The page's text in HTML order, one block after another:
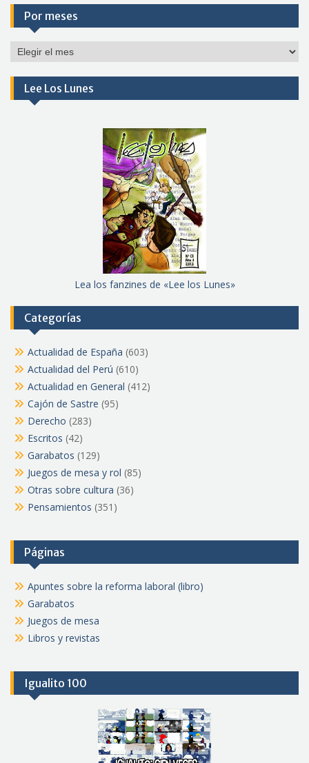
Por meses
Por
Lee Los Lunes
Lea los fanzines de «Lee los Lunes»
Categorías
Actualidad de España (603)
Actualidad del Perú (610)
Actualidad en General (412)
Cajón de Sastre (95)
Derecho (283)
Escritos (42)
Garabatos (129)
Juegos de mesa y rol (85)
Otras sobre cultura (36)
Pensamientos (351)
Páginas
Apuntes sobre la reforma laboral (libro)
Garabatos
Juegos de mesa
Libros y revistas
Igualito 100